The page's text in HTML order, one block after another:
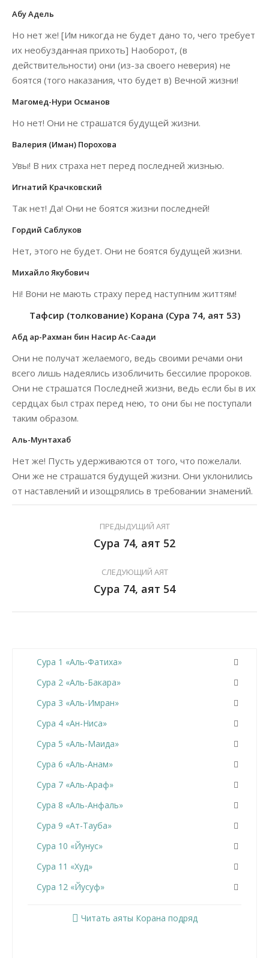
Абу Адель
Но нет же! [Им никогда не будет дано то, чего требует
их необузданная прихоть] Наоборот, (в
действительности) они (из-за своего неверия) не
боятся (того наказания, что будет в) Вечной жизни!
Магомед-Нури Османов
Но нет! Они не страшатся будущей жизни.
Валерия (Иман) Порохова
Увы! В них страха нет перед последней жизнью.
Игнатий Крачковский
Так нет! Да! Они не боятся жизни последней!
Гордий Саблуков
Нет, этого не будет. Они не боятся будущей жизни.
Михайло Якубович
Ні! Вони не мають страху перед наступним життям!
Тафсир (толкование) Корана (Сура 74, аят 53)
Абд ар-Рахман бин Насир Ас-Саади
Они не получат желаемого, ведь своими речами они
всего лишь надеялись изобличить бессилие пророков.
Они не страшатся Последней жизни, ведь если бы в их
сердцах был страх перед нею, то они бы не поступали
таким образом.
Аль-Мунтахаб
Нет же! Пусть удерживаются от того, что пожелали.
Они же не страшатся будущей жизни. Они уклонились
от наставлений и изощрялись в требовании знамений.
ПРЕДЫДУЩИЙ АЯТ
Сура 74, аят 52
СЛЕДУЮЩИЙ АЯТ
Сура 74, аят 54
Сура 1 «Аль-Фатиха»
Сура 2 «Аль-Бакара»
Сура 3 «Аль-Имран»
Сура 4 «Ан-Ниса»
Сура 5 «Аль-Маида»
Сура 6 «Аль-Анам»
Сура 7 «Аль-Араф»
Сура 8 «Аль-Анфаль»
Сура 9 «Ат-Тауба»
Сура 10 «Йунус»
Сура 11 «Худ»
Сура 12 «Йусуф»
Читать аяты Корана подряд